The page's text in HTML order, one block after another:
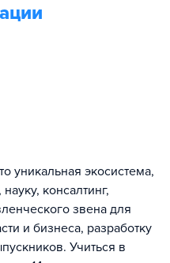
уникальная экосистема,
консалтинг,
звена для
и бизнеса, разработку
Учиться в